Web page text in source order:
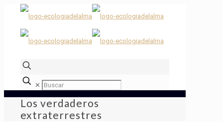
✕
Los verdaderos
extraterrestres